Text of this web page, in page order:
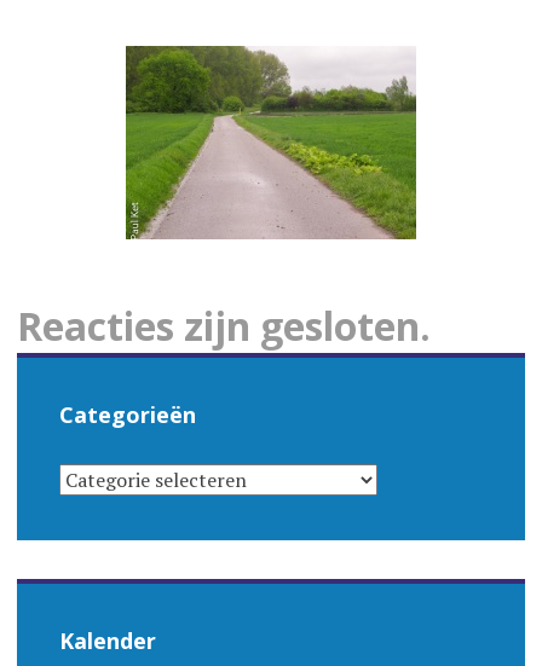
Reacties zijn gesloten.
Categorieën
CATEGORIEËN
Kalender